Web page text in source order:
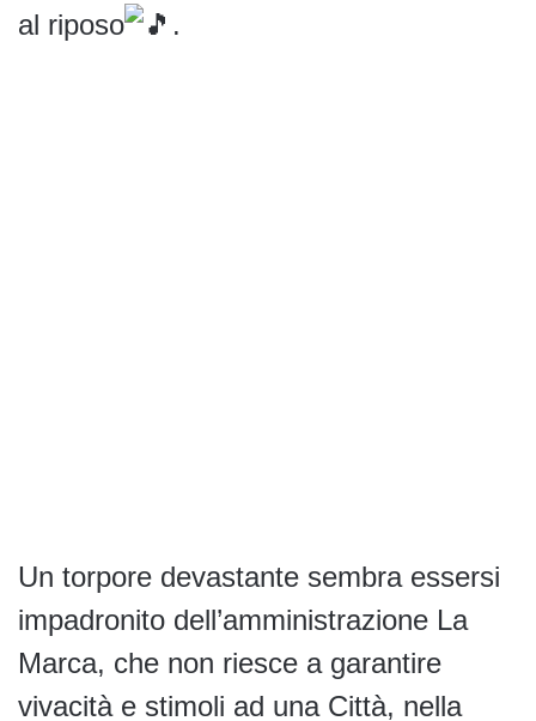
al riposo
.
Un torpore devastante sembra essersi
impadronito dell’amministrazione La
Marca, che non riesce a garantire
vivacità e stimoli ad una Città, nella